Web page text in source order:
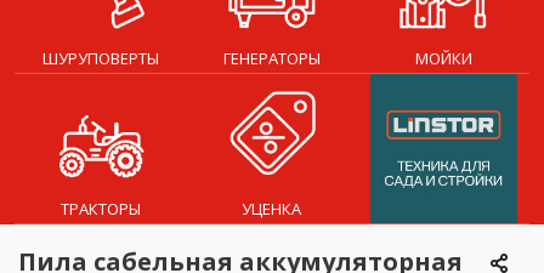
ШУРУПОВЕРТЫ ГЕНЕРАТОРЫ МОЙКИ
ТРАКТОРЫ УЦЕНКА
Пила сабельная аккумуляторная